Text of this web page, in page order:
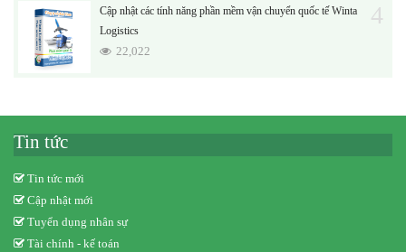
Cập nhật các tính năng phần mềm vận chuyển quốc tế Winta
Logistics
22,022
4
Tin tức
Tin tức mới
Cập nhật mới
Tuyển dụng nhân sự
Tài chính - kế toán